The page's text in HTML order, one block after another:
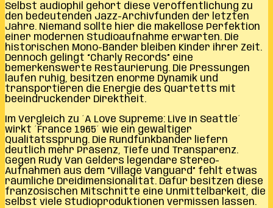
Selbst audiophil gehört diese Veröffentlichung zu
den bedeutenden Jazz-Archivfunden der letzten
Jahre. Niemand sollte hier die makellose Perfektion
einer modernen Studioaufnahme erwarten. Die
historischen Mono-Bänder bleiben Kinder ihrer Zeit.
Dennoch gelingt “Charly Records” eine
bemerkenswerte Restaurierung. Die Pressungen
laufen ruhig, besitzen enorme Dynamik und
transportieren die Energie des Quartetts mit
beeindruckender Direktheit.
Im Vergleich zu ´A Love Supreme: Live In Seattle´
wirkt ´France 1965´ wie ein gewaltiger
Qualitätssprung. Die Rundfunkbänder liefern
deutlich mehr Präsenz, Tiefe und Transparenz.
Gegen Rudy Van Gelders legendäre Stereo-
Aufnahmen aus dem “Village Vanguard” fehlt etwas
räumliche Dreidimensionalität. Dafür besitzen diese
französischen Mitschnitte eine Unmittelbarkeit, die
selbst viele Studioproduktionen vermissen lassen.